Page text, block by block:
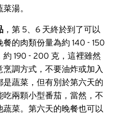
湯。
，第 5、6 天終於到了可以
的肉類份量為約 140 - 150
190 - 200 克，這裡雖然
調方式，不要油炸或加入
蔬菜，但有別於第六天的
吃兩顆小型番茄，當然，不
菜。第六天的晚餐也可以